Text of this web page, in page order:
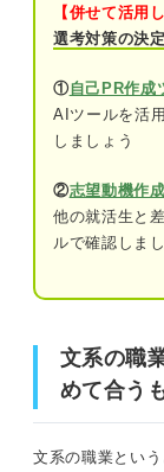
10の
【併せて活用
選考対策の決
①自己PR作成
AIツールを活
しましょう
②志望動機作
他の就活生と
ルで確認しま
文系の職
めて合う
文系の職業とい
文系の職業
い
文系におすす
解説
①営業
②事務
③人事
④経理・財務
⑤広報・IR
⑥企画・マーケ